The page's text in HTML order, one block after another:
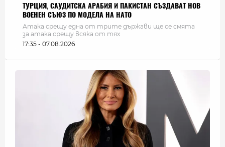
ТУРЦИЯ, САУДИТСКА АРАБИЯ И ПАКИСТАН СЪЗДАВАТ НОВ
ВОЕНЕН СЪЮЗ ПО МОДЕЛА НА НАТО
Атака срещу една от трите държави ще се смята
за атака срещу всяка от тях
17:35 - 07.08.2026